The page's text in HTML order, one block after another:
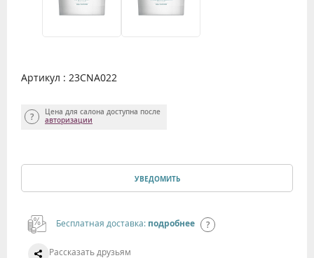
Артикул : 23CNA022
Цена для салона доступна после
авторизации
УВЕДОМИТЬ
Бесплатная доставка: подробнее
Рассказать друзьям